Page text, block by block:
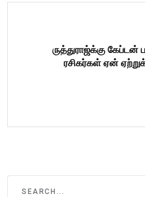
ருத்துராஜ்க்கு
ரசிகர்கள் ஏன்